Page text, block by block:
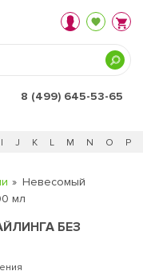
8 (499) 645-53-65
I J K L M N O P
Невесомый
мл
БЕЗ